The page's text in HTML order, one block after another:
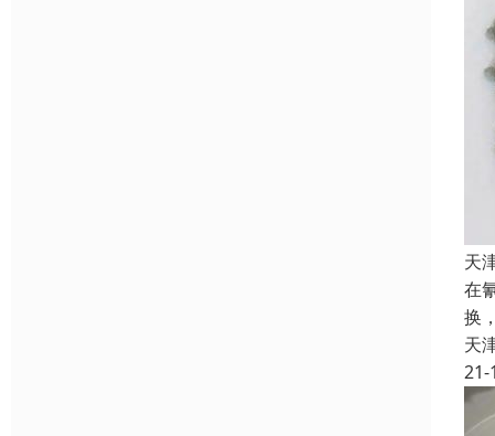
天
在
换
天
21-